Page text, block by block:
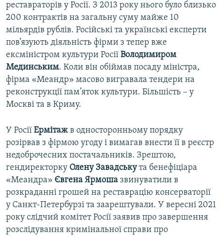
реставраторів у Росії. З 2013 року нього було близько
200 контрактів на загальну суму майже 10
мільярдів рублів. Російські та українські експерти
пов’язують діяльність фірми з тепер вже
ексміністром культури Росії Володимиром
Мединським. Коли він обіймав посаду міністра,
фірма «Меандр» масово вигравала тендери на
реконструкції пам’яток культури. Більшість – у
Москві та в Криму.
У Росії Ермітаж в односторонньому порядку
розірвав з фірмою угоду і вимагав внести її в реєстр
недоброчесних постачальників. Зрештою,
гендиректорку Олену Завадськута бенефіціара
«Меандра» Євгена Ярмоша звинуватили в
розкраданні грошей на реставрацію консерваторії
у Санкт-Петербурзі та заарештували. У вересні 2021
року слідчий комітет Росії заявив про завершення
розслідування кримінальної справи про